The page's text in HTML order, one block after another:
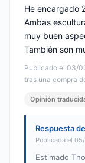
Publicado el 03/
tras una compra
He encargado
Ambas
muy buen
También son
Opinión
Respuesta
Publicada el
Estimado